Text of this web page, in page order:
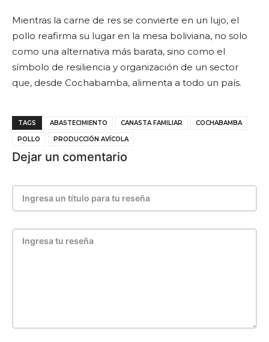
Mientras la carne de res se convierte en un lujo, el
pollo reafirma su lugar en la mesa boliviana, no solo
como una alternativa más barata, sino como el
símbolo de resiliencia y organización de un sector
que, desde Cochabamba, alimenta a todo un país.
TAGS ABASTECIMIENTO CANASTA FAMILIAR COCHABAMBA
POLLO PRODUCCIÓN AVÍCOLA
Dejar un comentario